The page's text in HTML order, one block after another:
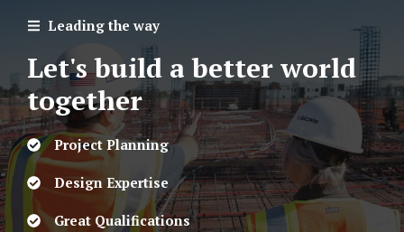
Leading the way
Let's build a better world
together
Project Planning
Design Expertise
Great Qualifications